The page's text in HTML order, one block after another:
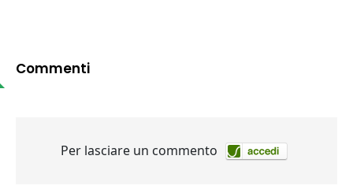
Commenti